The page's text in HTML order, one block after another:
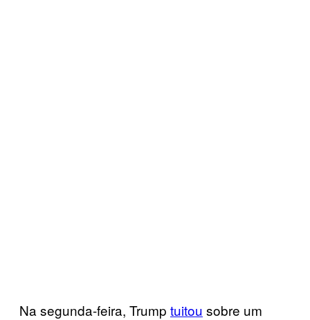
Na segunda-feira, Trump tuitou sobre um